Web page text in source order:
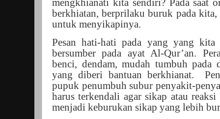
mengkhianati kita sendiri? Pada saat
berkhiatan, berprilaku buruk pada
untuk menyikapinya.
Pesan hati-hati pada yang yang kita
bersumber pada ayat Al-Qur’an.
benci, dendam, mudah tumbuh pada
yang diberi bantuan berkhianat.
pupuk penumbuh subur penyakit-
harus terkendali agar sikap atau
menjadi keburukan sikap yang lebih